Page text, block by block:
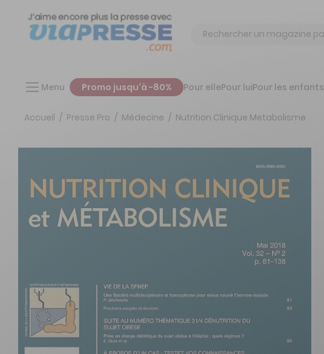
Chercher
Menu Promo jusqu'à -80% Pour ellePour luiPour les enfants
Accueil Presse Pro Médecine Nutrition Clinique Metabolisme